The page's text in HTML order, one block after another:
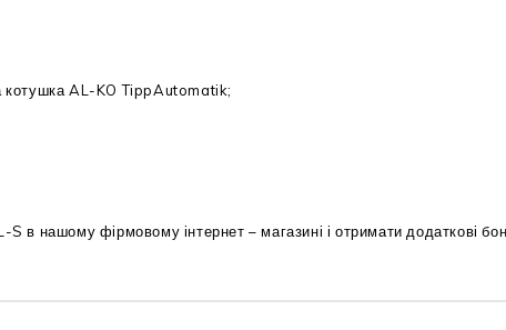
котушка AL-KO TippAutomatik;
в нашому фірмовому інтернет – магазині і отримати додаткові